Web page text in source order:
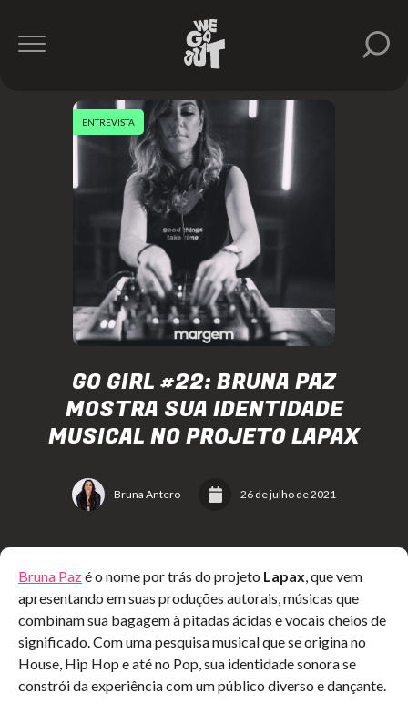
GO GIRL #22: BRUNA PAZ
MOSTRA SUA IDENTIDADE
MUSICAL NO PROJETO LAPAX
Bruna Antero 26 de julho de 2021
ENTREVISTA
Bruna Pazé o nome por trás do projeto Lapax, que vem
apresentando em suas produções autorais, músicas que
combinam sua bagagem à pitadas ácidas e vocais cheios de
significado. Com uma pesquisa musical que se origina no
House, Hip Hop e até no Pop, sua identidade sonora se
constrói da experiência com um público diverso e dançante.